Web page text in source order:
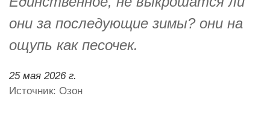
они за последующие зимы? они на
ощупь как песочек.
25 мая 2026 г.
Источник: Озон